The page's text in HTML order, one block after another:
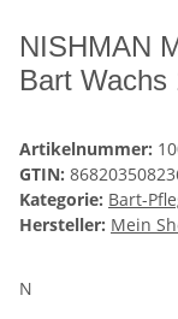
NISHMAN
Bart Wachs
Artikelnummer:
GTIN:
Kategorie: Bart-
Hersteller: Mein
N